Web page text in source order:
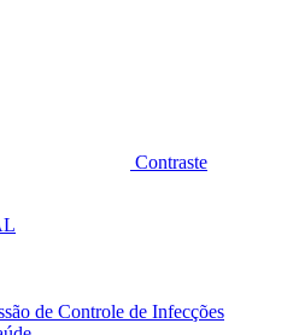
Contraste
de Controle de Infecções